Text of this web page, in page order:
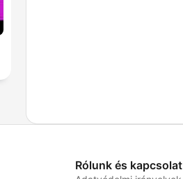
Rólunk és kapcsolat